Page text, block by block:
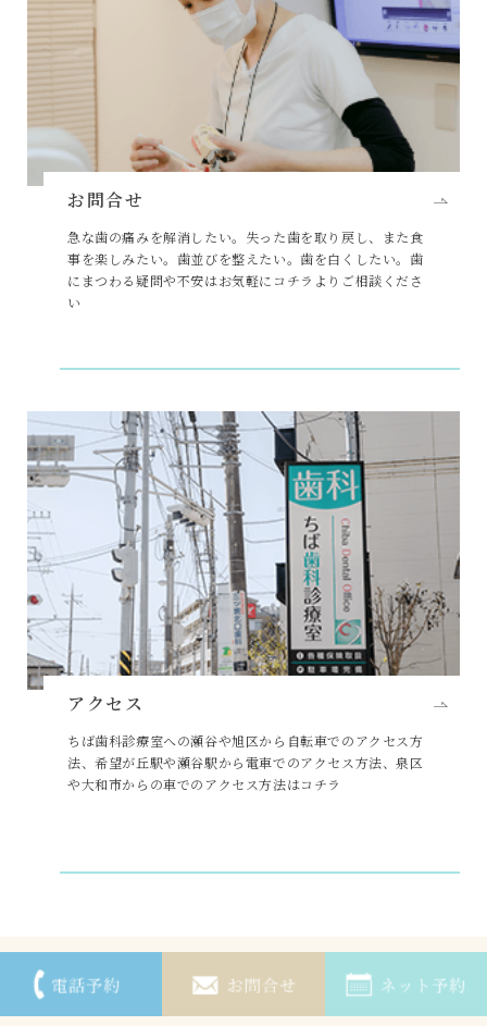
お問合せ
急な歯の痛みを解消したい。失った歯を取り戻し、また食
事を楽しみたい。歯並びを整えたい。歯を白くしたい。歯
にまつわる疑問や不安はお気軽にコチラよりご相談くださ
い
アクセス
ちば歯科診療室への瀬谷や旭区から自転車でのアクセス方
法、希望が丘駅や瀬谷駅から電車でのアクセス方法、泉区
や大和市からの車でのアクセス方法はコチラ